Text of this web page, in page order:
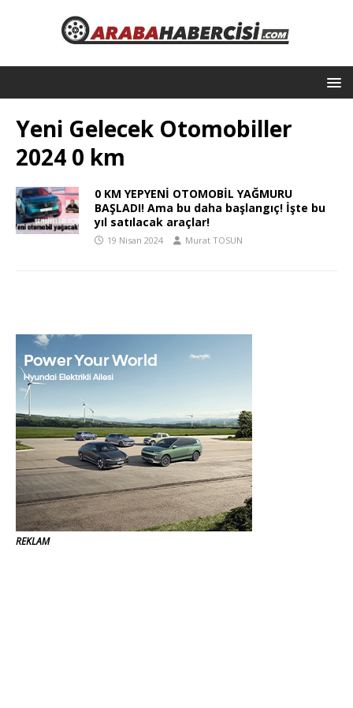
Yeni Gelecek Otomobiller
2024 0 km
0 KM YEPYENİ OTOMOBİL YAĞMURU
BAŞLADI! Ama bu daha başlangıç! İşte bu
yıl satılacak araçlar!
19 Nisan 2024 Murat TOSUN
REKLAM